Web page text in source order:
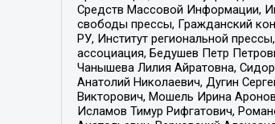
Средств Массовой Информации,
свободы прессы, Гражданский
РУ, Институт региональной
ассоциация, Бедушев Петр
Чанышева Лилия Айратовна,
Анатолий Николаевич, Дугин
Викторович, Мошель Ирина
Исламов Тимур Рифгатович,